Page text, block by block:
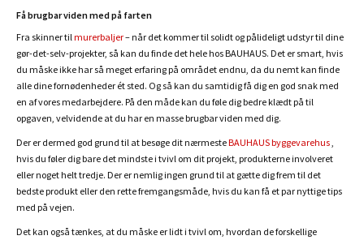
Få brugbar viden med på farten
Fra skinner til murerbaljer– når det kommer til solidt og pålideligt udstyr til dine
gør-det-selv-projekter, så kan du finde det hele hos BAUHAUS. Det er smart, hvis
du måske ikke har så meget erfaring på området endnu, da du nemt kan finde
alle dine fornødenheder ét sted. Og så kan du samtidig få dig en god snak med
en af vores medarbejdere. På den måde kan du føle dig bedre klædt på til
opgaven, velvidende at du har en masse brugbar viden med dig.
Der er dermed god grund til at besøge dit nærmesteBAUHAUS byggevarehus
hvis du føler dig bare det mindste i tvivl om dit projekt, produkterne involveret
eller noget helt tredje. Der er nemlig ingen grund til at gætte dig frem til det
bedste produkt eller den rette fremgangsmåde, hvis du kan få et par nyttige tips
med på vejen.
Det kan også tænkes, at du måske er lidt i tvivl om, hvordan de forskellige